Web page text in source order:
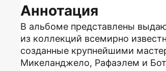
Аннотация
В альбоме представлены
из коллекций всемирно
созданные крупнейшими
Микеланджело, Рафаэлем и